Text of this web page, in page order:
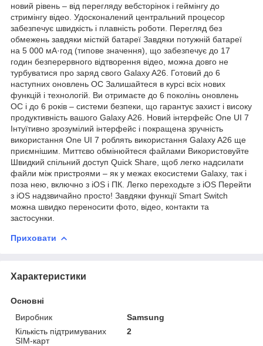
новий рівень – від перегляду вебсторінок і геймінгу до
стримінгу відео. Удосконалений центральний процесор
забезпечує швидкість і плавність роботи. Перегляд без
обмежень завдяки місткій батареї Завдяки потужній батареї
на 5 000 мА·год (типове значення), що забезпечує до 17
годин безперервного відтворення відео, можна довго не
турбуватися про заряд свого Galaxy A26. Готовий до 6
наступних оновлень ОС Залишайтеся в курсі всіх нових
функцій і технологій. Ви отримаєте до 6 поколінь оновлень
ОС і до 6 років – системи безпеки, що гарантує захист і високу
продуктивність вашого Galaxy A26. Новий інтерфейс One UI 7
Інтуїтивно зрозумілий інтерфейс і покращена зручність
використання One UI 7 роблять використання Galaxy A26 ще
приємнішим. Миттєво обмінюйтеся файлами Використовуйте
Швидкий спільний доступ Quick Share, щоб легко надсилати
файли між пристроями – як у межах екосистеми Galaxy, так і
поза нею, включно з iOS і ПК. Легко переходьте з iOS Перейти
з iOS надзвичайно просто! Завдяки функції Smart Switch
можна швидко переносити фото, відео, контакти та
застосунки.
Приховати
Характеристики
Основні
Виробник
Samsung
Кількість підтримуваних
SIM-карт
2